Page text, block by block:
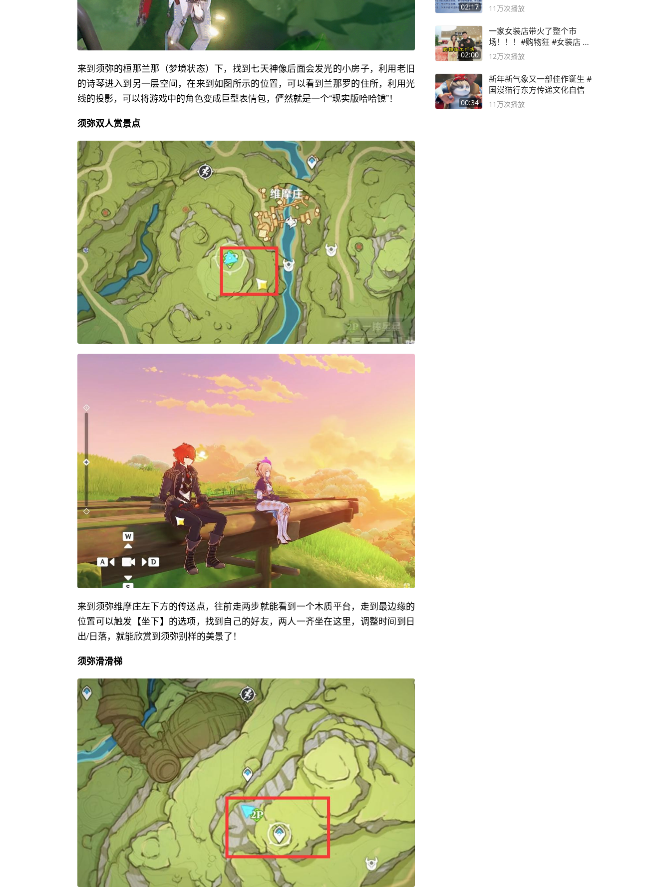
来到须弥的桓那兰那（梦境状态）下，找到七天神像后面会发光的小房子，利用老旧
的诗琴进入到另一层空间，在来到如图所示的位置，可以看到兰那罗的住所，利用光
线的投影，可以将游戏中的角色变成巨型表情包，俨然就是一个“现实版哈哈镜”！
须弥双人赏景点
来到须弥维摩庄左下方的传送点，往前走两步就能看到一个木质平台，走到最边缘的
位置可以触发【坐下】的选项，找到自己的好友，两人一齐坐在这里，调整时间到日
出/日落，就能欣赏到须弥别样的美景了！
须弥滑滑梯
02:17 副书记
11万次播放
02:00
一家女装店带火了整个市
场！！！#购物狂 #女装店 #
高品质女装
12万次播放
00:34
新年新气象又一部佳作诞生 #
国漫猫行东方传递文化自信
11万次播放